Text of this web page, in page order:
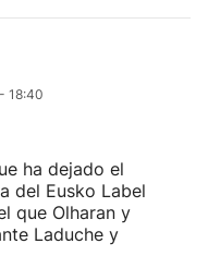
18:40
ha dejado el
del Eusko Label
que Olharan y
Laduche y